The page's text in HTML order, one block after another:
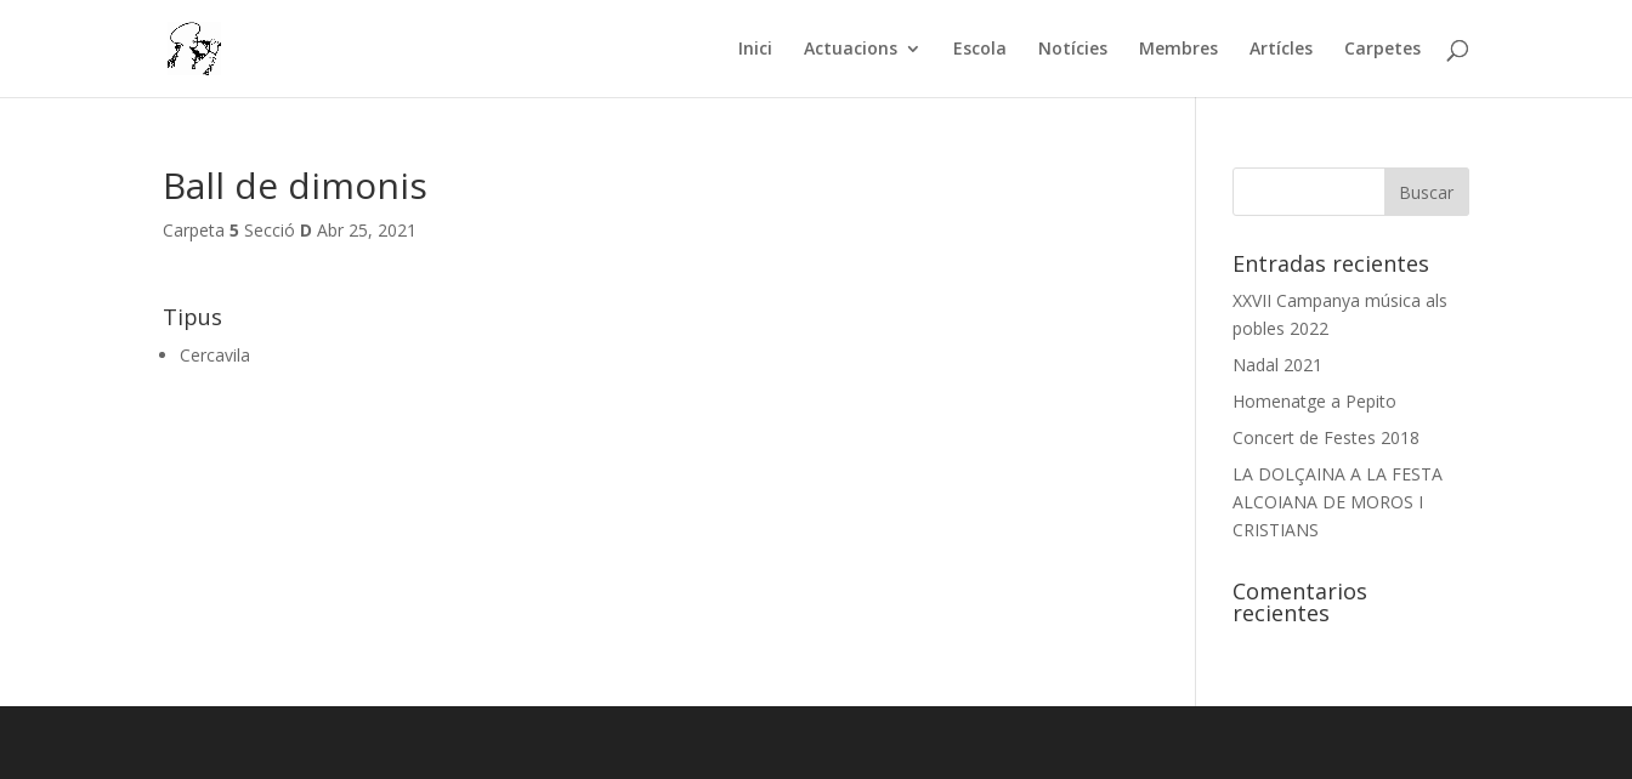
Inici Actuacions Escola Notícies Membres Artícles Carpetes
Ball de dimonis
Carpeta5 Secció D Abr 25, 2021
Tipus
Cercavila
Entradas recientes
XXVII Campanya música als
pobles 2022
Nadal 2021
Homenatge a Pepito
Concert de Festes 2018
LA DOLÇAINA A LA FESTA
ALCOIANA DE MOROS I
CRISTIANS
Comentarios
recientes